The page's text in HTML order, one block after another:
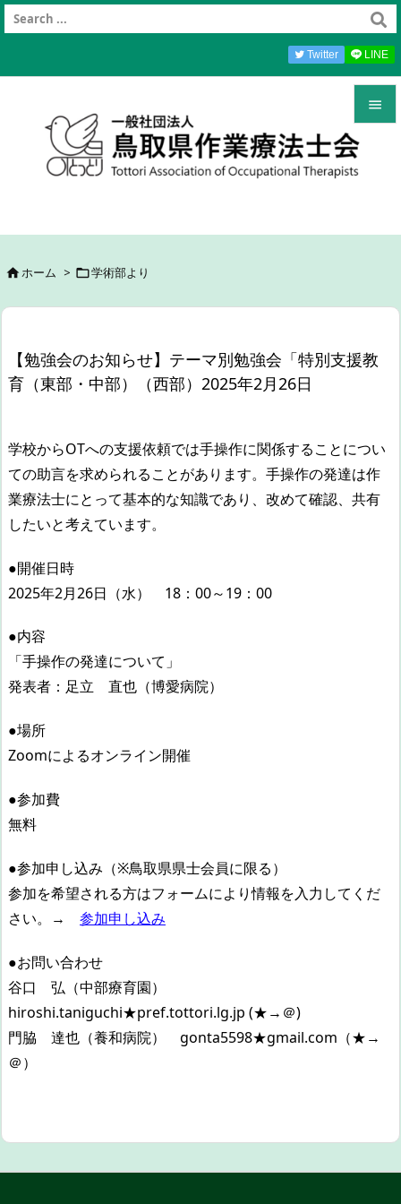


Twitter LINE
ホーム > 学術部より
【勉強会のお知らせ】テーマ別勉強会「特別支援教
育（東部・中部）（西部）2025年2月26日
学校からOTへの支援依頼では手操作に関係することについ
ての助言を求められることがあります。手操作の発達は作
業療法士にとって基本的な知識であり、改めて確認、共有
したいと考えています。
●開催日時
2025年2月26日（水） 18：00～19：00
●内容
「手操作の発達について」
発表者：足立 直也（博愛病院）
●場所
Zoomによるオンライン開催
●参加費
無料
●参加申し込み（※鳥取県県士会員に限る）
参加を希望される方はフォームにより情報を入力してくだ
さい。→ 参加申し込み
●お問い合わせ
谷口 弘（中部療育園）
hiroshi.taniguchi★pref.tottori.lg.jp (★→＠)
門脇 達也（養和病院） gonta5598★gmail.com（★→
＠）